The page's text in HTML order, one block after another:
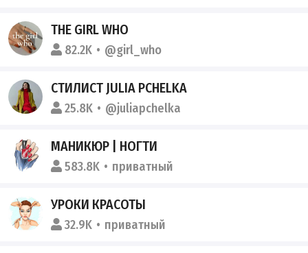
THE GIRL WHO
82.2K @girl_who
СТИЛИСТ JULIA PCHELKA
25.8K @juliapchelka
МАНИКЮР | НОГТИ
583.8K приватный
УРОКИ КРАСОТЫ
32.9K приватный